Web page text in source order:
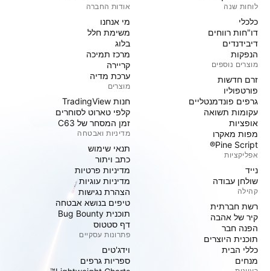
לוחות שנה
כלכלי
דו"חות רווחים
דיבידנדים
הנפקות
מוצרים נוספים
זרם חדשות
פורטפוליו
גרפים פונדמנטליים
עקומות תשואה
אופציות
מפות מאקרו
Pine Script®
אפליקציות
נייד
שולחן עבודה
קהילה
רשת חברתית
קיר של אהבה
הפנה חבר
תוכנית היוצרים
כללי הבית
מנחים
אודות החברה
מי אנחנו
משימת חלל
בלוג
מרכז תמיכה
קריירה
ערכת מדיה
מוצרים
חנות TradingView
קלפי טארוט לסוחרים
זמן המסחר של C63
מדיניות ואבטחה
תנאי שימוש
כתב ויתור
מדיניות פרטיות
מדיניות עוגיות
הצהרת נגישות
טיפים בנושא אבטחה
תוכנית Bug Bounty
דף סטטוס
פתרונות עסקיים
וידג'טים
ספריות גרפים